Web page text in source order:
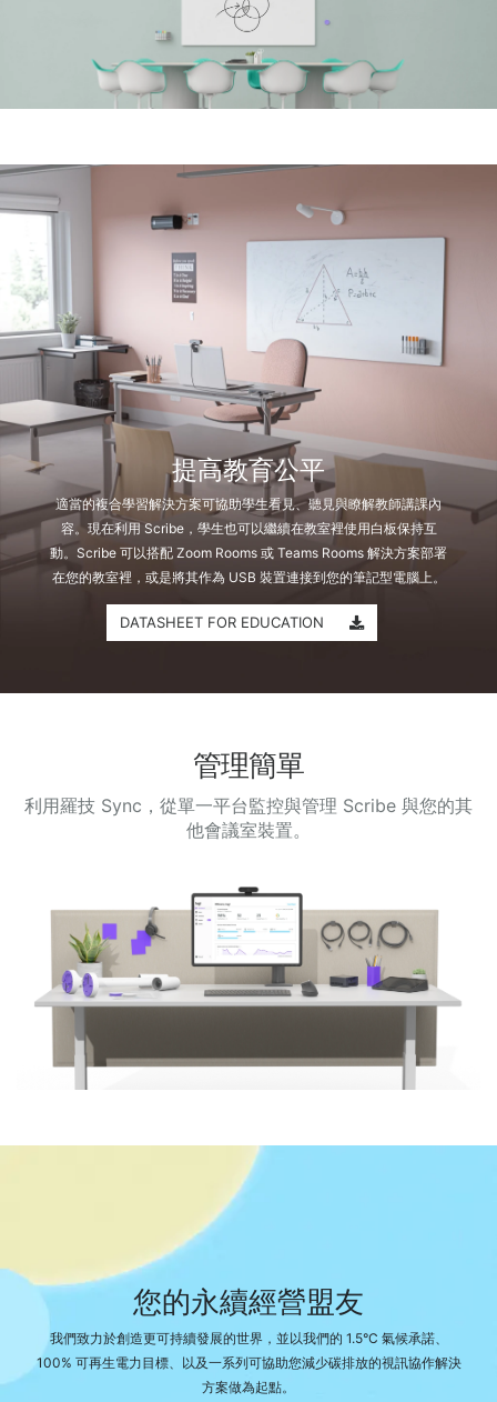
提高教育公平
適當的複合學習解決方案可協助學生看見、聽見與瞭解教師講課內
容。現在利用 Scribe，學生也可以繼續在教室裡使用白板保持互
動。Scribe 可以搭配 Zoom Rooms 或 Teams Rooms 解決方案部署
在您的教室裡，或是將其作為 USB 裝置連接到您的筆記型電腦上。
DATASHEET FOR EDUCATION
管理簡單
利用羅技 Sync，從單一平台監控與管理 Scribe 與您的其
他會議室裝置。
您的永續經營盟友
我們致力於創造更可持續發展的世界，並以我們的 1.5°C 氣候承諾、
100% 可再生電力目標、以及一系列可協助您減少碳排放的視訊協作解決
方案做為起點。